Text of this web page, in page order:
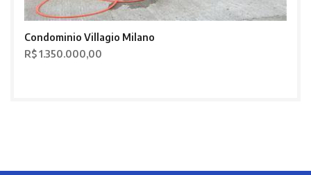
Condominio Villagio Milano
R$ 1.350.000,00